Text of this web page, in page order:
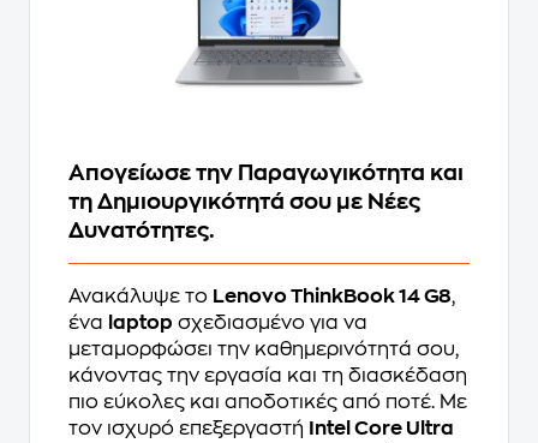
Απογείωσε την Παραγωγικότητα και
τη Δημιουργικότητά σου με Νέες
Δυνατότητες.
Ανακάλυψε το Lenovo ThinkBook 14 G8,
ένα laptop σχεδιασμένο για να
μεταμορφώσει την καθημερινότητά σου,
κάνοντας την εργασία και τη διασκέδαση
πιο εύκολες και αποδοτικές από ποτέ. Με
τον ισχυρό επεξεργαστή
Intel Core Ultra